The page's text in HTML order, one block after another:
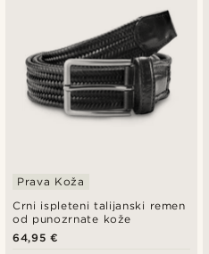
Crni ispleteni talijanski remen
od punozrnate kože
Prava Koža
64,95 €